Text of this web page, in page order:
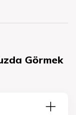
Görmek